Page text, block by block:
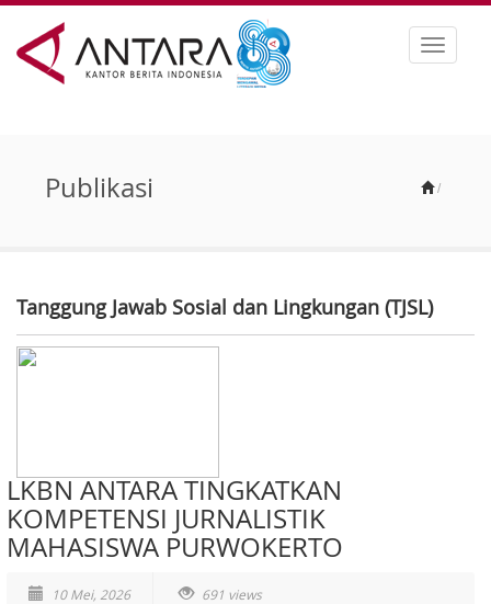
Toggle
Publikasi /
Tanggung Jawab Sosial dan Lingkungan (TJSL)
LKBN ANTARA TINGKATKAN
KOMPETENSI JURNALISTIK
MAHASISWA PURWOKERTO
10 Mei, 2026 691 views